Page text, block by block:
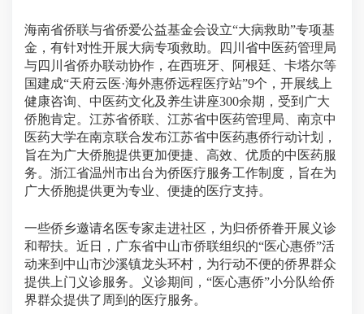
海南省侨联与省侨爱公益基金会设立“大病救助”专项基
金，有针对性开展大病专项救助。四川省中医药管理局
与四川省侨办联动协作，在西班牙、阿根廷、卡塔尔等
国建成“天府云医·海外惠侨远程医疗站”9个，开展线上
健康咨询、中医药文化及养生讲座300余期，受到广大
侨胞肯定。江苏省侨联、江苏省中医药管理局、南京中
医药大学在南京联合发布江苏省中医药惠侨行动计划，
旨在为广大侨胞提供更加便捷、高效、优质的中医药服
务。浙江省温州市出台为侨医疗服务工作制度，旨在为
广大侨胞提供更为专业、便捷的医疗支持。
一些侨乡邀请名医专家走进社区，为归侨侨眷开展义诊
和帮扶。近日，广东省中山市侨联组织的“医心惠侨”活
动来到中山市沙溪镇龙头环村，为行动不便的侨界群众
提供上门义诊服务。义诊期间，“医心惠侨”小分队给侨
界群众提供了周到的医疗服务。